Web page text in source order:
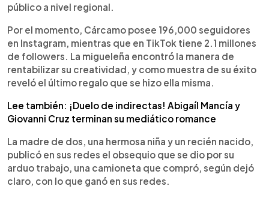
público a nivel regional.
Por el momento, Cárcamo posee 196,000 seguidores
en Instagram, mientras que en TikTok tiene 2.1 millones
de followers. La migueleña encontró la manera de
rentabilizar su creatividad, y como muestra de su éxito
reveló el último regalo que se hizo ella misma.
Lee también: ¡Duelo de indirectas! Abigaíl Mancía y
Giovanni Cruz terminan su mediático romance
La madre de dos, una hermosa niña y un recién nacido,
publicó en sus redes el obsequio que se dio por su
arduo trabajo, una camioneta que compró, según dejó
claro, con lo que ganó en sus redes.